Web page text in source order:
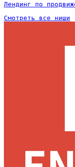
Лендинг по
Смотреть все ниши